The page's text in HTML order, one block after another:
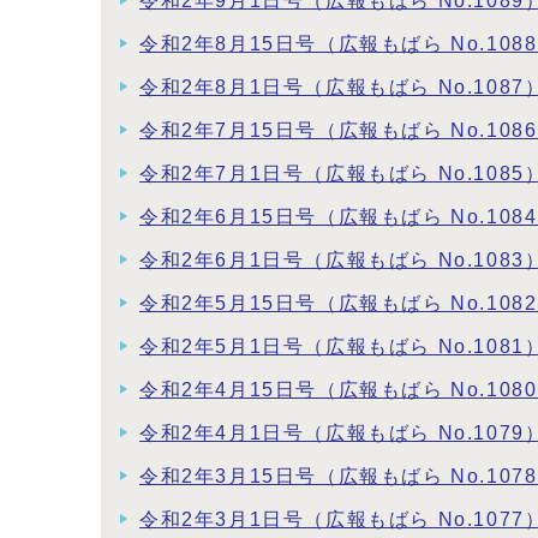
令和2年8月15日号（広報もばら No.1088
令和2年8月1日号（広報もばら No.1087）
令和2年7月15日号（広報もばら No.1086
令和2年7月1日号（広報もばら No.1085）
令和2年6月15日号（広報もばら No.1084
令和2年6月1日号（広報もばら No.1083）
令和2年5月15日号（広報もばら No.1082
令和2年5月1日号（広報もばら No.1081）
令和2年4月15日号（広報もばら No.1080
令和2年4月1日号（広報もばら No.1079）
令和2年3月15日号（広報もばら No.1078
令和2年3月1日号（広報もばら No.1077）